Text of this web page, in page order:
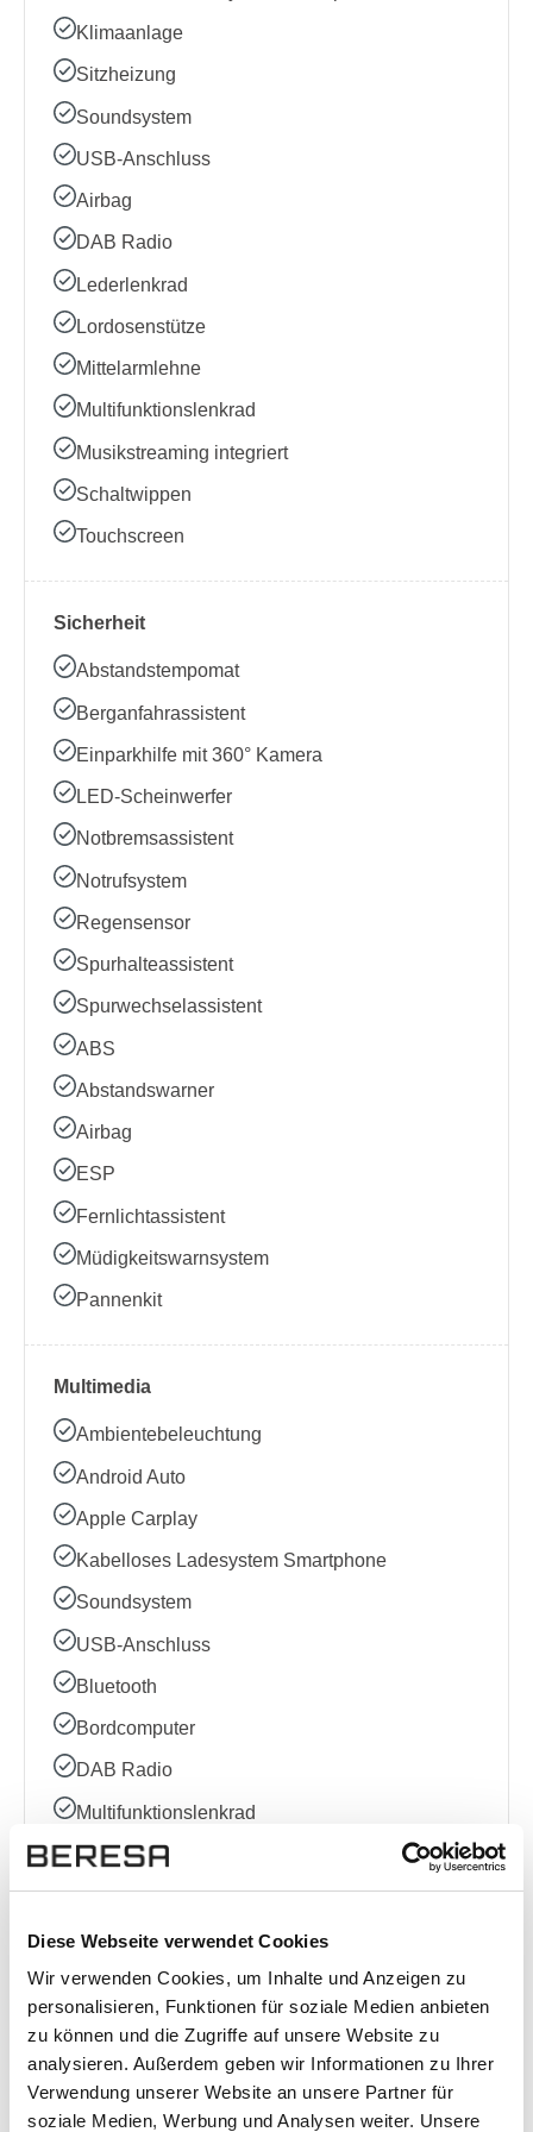
Diese Webseite verwendet Cookies
Wir verwenden Cookies, um Inhalte und Anzeigen zu
personalisieren, Funktionen für soziale Medien anbieten
zu können und die Zugriffe auf unsere Website zu
analysieren. Außerdem geben wir Informationen zu Ihrer
Verwendung unserer Website an unsere Partner für
soziale Medien, Werbung und Analysen weiter. Unsere
Klimaanlage
Sitzheizung
Soundsystem
USB-Anschluss
Airbag
DAB Radio
Lederlenkrad
Lordosenstütze
Mittelarmlehne
Multifunktionslenkrad
Musikstreaming integriert
Schaltwippen
Touchscreen
Sicherheit
Abstandstempomat
Berganfahrassistent
Einparkhilfe mit 360° Kamera
LED-Scheinwerfer
Notbremsassistent
Notrufsystem
Regensensor
Spurhalteassistent
Spurwechselassistent
ABS
Abstandswarner
Airbag
ESP
Fernlichtassistent
Müdigkeitswarnsystem
Pannenkit
Multimedia
Ambientebeleuchtung
Android Auto
Apple Carplay
Kabelloses Ladesystem Smartphone
Soundsystem
USB-Anschluss
Bluetooth
Bordcomputer
DAB Radio
Multifunktionslenkrad
Radio
Sprachsteuerung
Volldigitales Kombiinstrument
Sonstige
Allradantrieb
Ausstattungslinie